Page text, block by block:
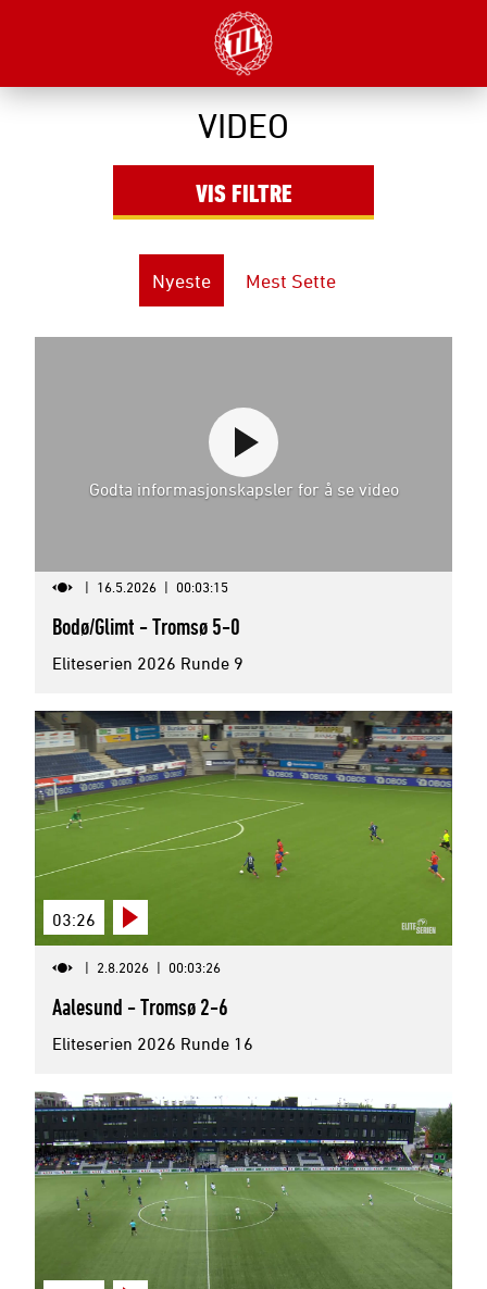
VIDEO
Nyeste Mest Sette
Godta informasjonskapsler for å se video
| 16.5.2026 | 00:03:15
Bodø/Glimt - Tromsø 5-0
Eliteserien 2026 Runde 9
03:26
| 2.8.2026 | 00:03:26
Aalesund - Tromsø 2-6
Eliteserien 2026 Runde 16
VISFILTRE